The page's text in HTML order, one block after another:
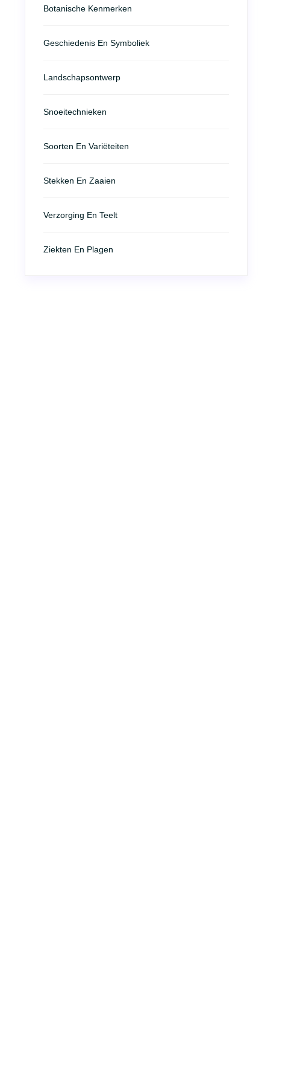
Botanische Kenmerken
Geschiedenis En Symboliek
Landschapsontwerp
Snoeitechnieken
Soorten En Variëteiten
Stekken En Zaaien
Verzorging En Teelt
Ziekten En Plagen